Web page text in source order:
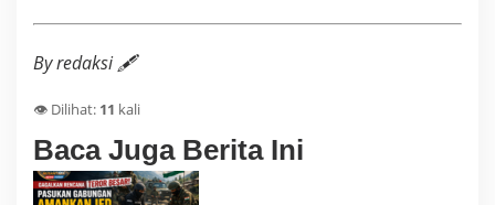
By redaksi 🖋️
👁️ Dilihat: 11 kali
Baca Juga Berita Ini